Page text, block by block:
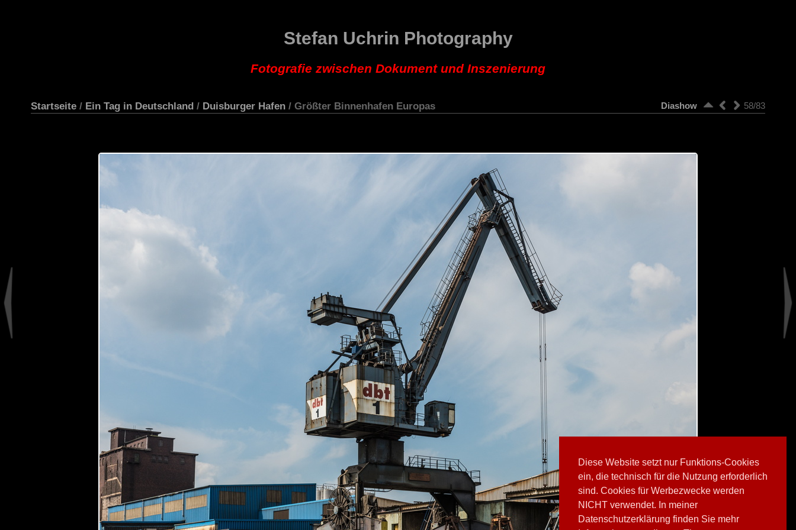
Diese Website setzt nur Funktions-Cookies
ein, die technisch für die Nutzung erforderlich
sind. Cookies für Werbezwecke werden
NICHT verwendet. In meiner
Datenschutzerklärung finden Sie mehr
Stefan Uchrin Photography
Fotografie zwischen Dokument und Inszenierung
Startseite / Ein Tag in Deutschland / Duisburger Hafen / Größter Binnenhafen Europas 58/83
Diashow